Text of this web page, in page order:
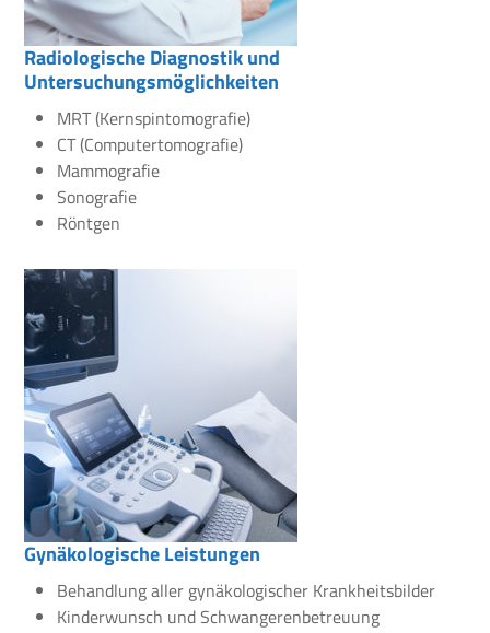
Radiologische Diagnostik und
Untersuchungsmöglichkeiten
MRT (Kernspintomografie)
CT (Computertomografie)
Mammografie
Sonografie
Röntgen
Gynäkologische Leistungen
Behandlung aller gynäkologischer Krankheitsbilder
Kinderwunsch und Schwangerenbetreuung